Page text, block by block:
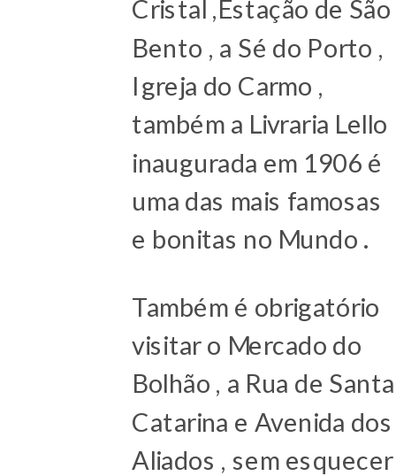
Cristal ,Estação de São
Bento , a Sé do Porto ,
Igreja do Carmo ,
também a Livraria Lello
inaugurada em 1906 é
uma das mais famosas
e bonitas no Mundo .
Também é obrigatório
visitar o Mercado do
Bolhão , a Rua de Santa
Catarina e Avenida dos
Aliados , sem esquecer